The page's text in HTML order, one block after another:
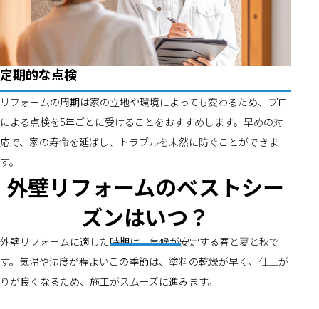
定期的な点検
リフォームの周期は家の立地や環境によっても変わるため、プロ
による点検を5年ごとに受けることをおすすめします。早めの対
応で、家の寿命を延ばし、トラブルを未然に防ぐことができま
す。
外壁リフォームのベストシー
ズンはいつ？
外壁リフォームに適した時期は、気候が安定する春と夏と秋で
す。気温や湿度が程よいこの季節は、塗料の乾燥が早く、仕上が
りが良くなるため、施工がスムーズに進みます。